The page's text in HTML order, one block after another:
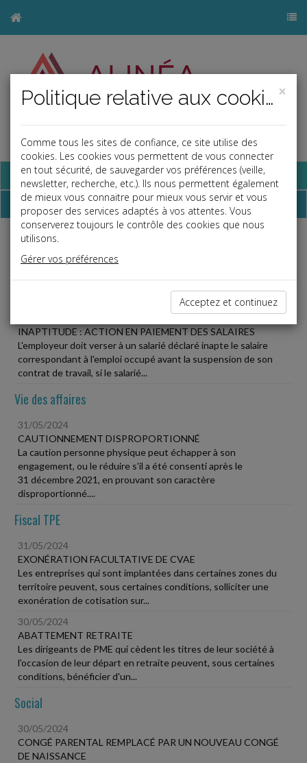
Base documentaire
Dépêches
Liste des dernières dépêches
INAPTITUDE : ACTION EN PAIEMENT DES SALAIRES
L'employeur doit verser à un salarié déclaré inapte le salaire
correspondant à l'emploi occupé avant la suspension de son
contrat de travail, si le salarié...
Vie des affaires
31/05/2024
CAUTIONNEMENT DISPROPORTIONNÉ
La caution personne physique peut échapper à son
engagement, ou le réduire s'il a été consenti après le
31 décembre 2021, en prouvant son caractère
disproportionné....
Fiscal TPE
31/05/2024
EXONÉRATION FACULTATIVE DE CVAE
Les entreprises qui sont implantées dans certaines zones du
territoire peuvent, sous certaines conditions, solliciter une
exonération de cotisation sur...
30/05/2024
ABATTEMENT RETRAITE
Les dirigeants de PME qui cèdent les titres de leur société à
l'occasion de leur départ en retraite peuvent, sous certaines
conditions, bénéficier d'un...
Social
30/05/2024
CONGÉ PARENTAL REMPLACÉ PAR UN NOUVEAU CONGÉ
DE NAISSANCE
×
Politique relative aux cookies
Comme tous les sites de confiance, ce site utilise des
cookies. Les cookies vous permettent de vous connecter
en tout sécurité, de sauvegarder vos préférences (veille,
newsletter, recherche, etc.). Ils nous permettent également
de mieux vous connaitre pour mieux vous servir et vous
proposer des services adaptés à vos attentes. Vous
conserverez toujours le contrôle des cookies que nous
utilisons.
Gérer vos préférences
Acceptez et continuez